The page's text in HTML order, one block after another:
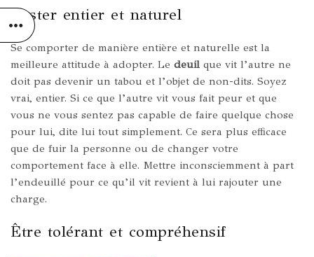
Rester entier et naturel
Se comporter de manière entière et naturelle est la
meilleure attitude à adopter. Le deuil que vit l’autre ne
doit pas devenir un tabou et l’objet de non-dits. Soyez
vrai, entier. Si ce que l’autre vit vous fait peur et que
vous ne vous sentez pas capable de faire quelque chose
pour lui, dite lui tout simplement. Ce sera plus efficace
que de fuir la personne ou de changer votre
comportement face à elle. Mettre inconsciemment à part
l’endeuillé pour ce qu’il vit revient à lui rajouter une
charge.
Être tolérant et compréhensif